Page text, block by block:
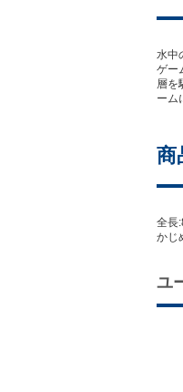
水中
ゲー
層を
ーム
商
全長
かじ
ユ